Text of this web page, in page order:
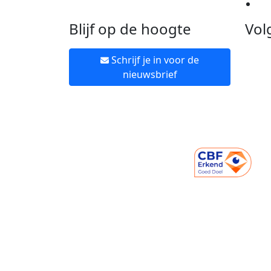
Blijf op de hoogte
Schrijf je in voor de
nieuwsbrief